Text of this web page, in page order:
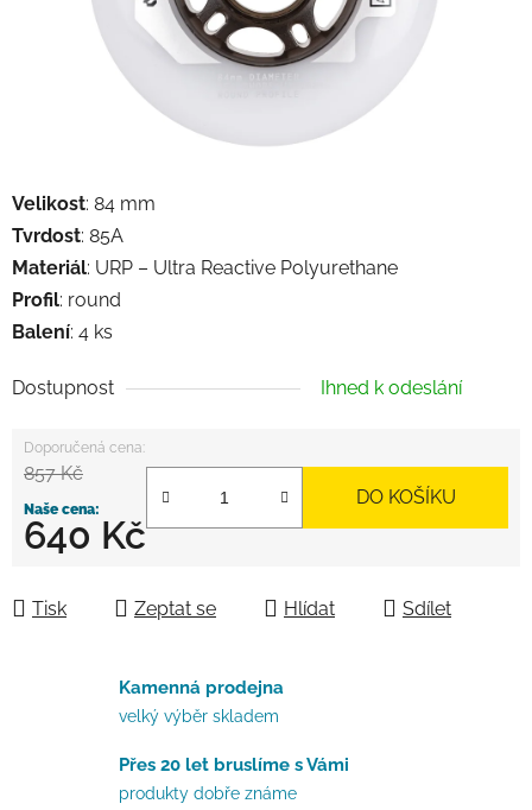
Velikost: 84 mm
Tvrdost: 85A
Materiál: URP – Ultra Reactive Polyurethane
Profil: round
Balení: 4 ks
Dostupnost Ihned k odeslání
857 Kč
640 Kč
DO KOŠÍKU
Tisk Zeptat se Hlídat Sdílet
Kamenná prodejna
velký výběr skladem
Přes 20 let bruslíme s Vámi
produkty dobře známe